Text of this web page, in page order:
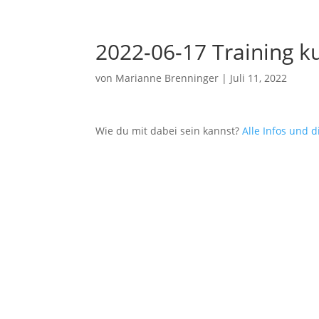
2022-06-17 Training
von Marianne Brenninger | Juli 11, 2022
Wie du mit dabei sein kannst?Alle Infos und